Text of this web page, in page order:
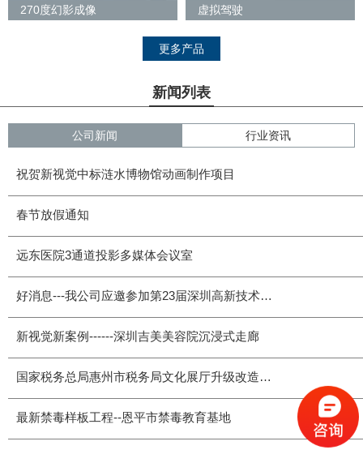
270度幻影成像 虚拟驾驶
更多产品
新闻列表
公司新闻 行业资讯
祝贺新视觉中标涟水博物馆动画制作项目
春节放假通知
远东医院3通道投影多媒体会议室
好消息---我公司应邀参加第23届深圳高新技术交易会
新视觉新案例------深圳吉美美容院沉浸式走廊
国家税务总局惠州市税务局文化展厅升级改造项目
最新禁毒样板工程--恩平市禁毒教育基地